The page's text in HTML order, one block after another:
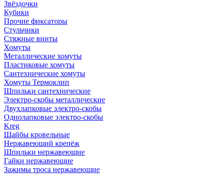
Звёздочки
Кубики
Прочие фиксаторы
Стульчики
Стяжные винты
Хомуты
Металлические хомуты
Пластиковые хомуты
Сантехнические хомуты
Хомуты Термоклип
Шпильки сантехнические
Электро-скобы металлические
Двухлапковые электро-скобы
Однолапковые электро-скобы
Kreg
Шайбы кровельные
Нержавеющий крепёж
Шпильки нержавеющие
Гайки нержавеющие
Зажимы троса нержавеющие